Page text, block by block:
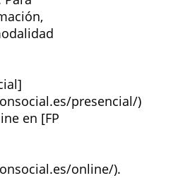
presencial/)
en [FP
online/).